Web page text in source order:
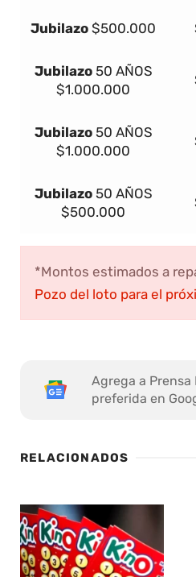
Jubilazo $500.000
Jubilazo50 AÑOS
$1.000.000
Jubilazo50 AÑOS
$1.000.000
Jubilazo50 AÑOS
$500.000
*Montos estimados a
Pozo del loto para el
Agrega a
preferida en
RELACIONADOS